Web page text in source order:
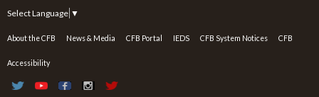
Select Language ▼
About the CFB News & Media CFB Portal IEDS CFB System Notices CFB
Accessibility